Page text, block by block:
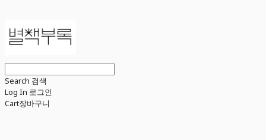
Search 검색
Log In 로그인
Cart장바구니